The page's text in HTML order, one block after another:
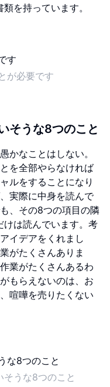
を持っています。
が必要です
そうな8つのこと
かなことはしない。
を全部やらなければ
ルをすることになり
実際に中身を読んで
、その8つの項目の隣
けは読んでいます。考
イデアをくれまし
がたくさんありま
業がたくさんあるわ
もらえないのは、お
喧嘩を売りたくない
うな8つのこと